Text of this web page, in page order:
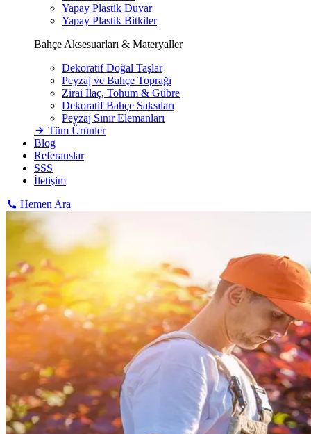
Yapay Plastik Duvar
Yapay Plastik Bitkiler
Bahçe Aksesuarları & Materyaller
Dekoratif Doğal Taşlar
Peyzaj ve Bahçe Toprağı
Zirai İlaç, Tohum & Gübre
Dekoratif Bahçe Saksıları
Peyzaj Sınır Elemanları
Tüm Ürünler
Blog
Referanslar
SSS
İletişim
Hemen Ara